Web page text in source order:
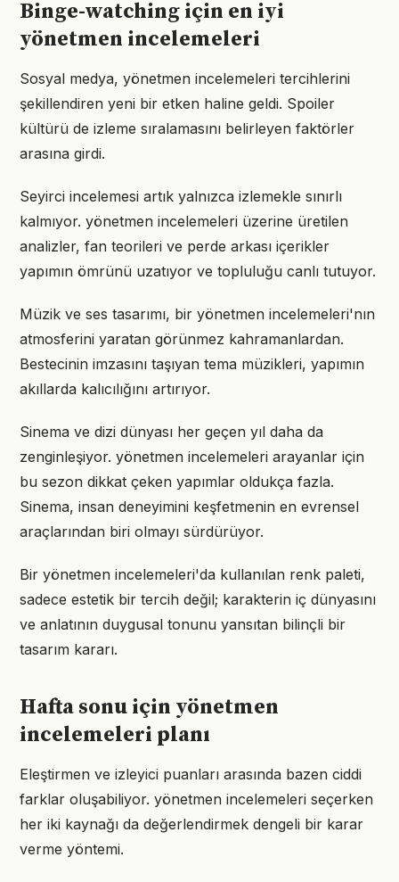
Binge-watching için en iyi
yönetmen incelemeleri
Sosyal medya, yönetmen incelemeleri tercihlerini
şekillendiren yeni bir etken haline geldi. Spoiler
kültürü de izleme sıralamasını belirleyen faktörler
arasına girdi.
Seyirci incelemesi artık yalnızca izlemekle sınırlı
kalmıyor. yönetmen incelemeleri üzerine üretilen
analizler, fan teorileri ve perde arkası içerikler
yapımın ömrünü uzatıyor ve topluluğu canlı tutuyor.
Müzik ve ses tasarımı, bir yönetmen incelemeleri'nın
atmosferini yaratan görünmez kahramanlardan.
Bestecinin imzasını taşıyan tema müzikleri, yapımın
akıllarda kalıcılığını artırıyor.
Sinema ve dizi dünyası her geçen yıl daha da
zenginleşiyor. yönetmen incelemeleri arayanlar için
bu sezon dikkat çeken yapımlar oldukça fazla.
Sinema, insan deneyimini keşfetmenin en evrensel
araçlarından biri olmayı sürdürüyor.
Bir yönetmen incelemeleri'da kullanılan renk paleti,
sadece estetik bir tercih değil; karakterin iç dünyasını
ve anlatının duygusal tonunu yansıtan bilinçli bir
tasarım kararı.
Hafta sonu için yönetmen
incelemeleri planı
Eleştirmen ve izleyici puanları arasında bazen ciddi
farklar oluşabiliyor. yönetmen incelemeleri seçerken
her iki kaynağı da değerlendirmek dengeli bir karar
verme yöntemi.